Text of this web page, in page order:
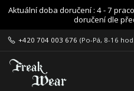
Aktuální doba doručení : 4 - 7
doručení dle
+420 704 003 676 (Po-Pá, 8-16